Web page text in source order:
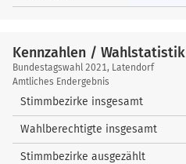
Kennzahlen / Wahlstatistik
Kennzahlen
/
Wahlstatistik
Bundestagswahl 2021, Latendorf
Amtliches Endergebnis
Stimmbezirke insgesamt
Wahlberechtigte insgesamt
Stimmbezirke ausgezählt